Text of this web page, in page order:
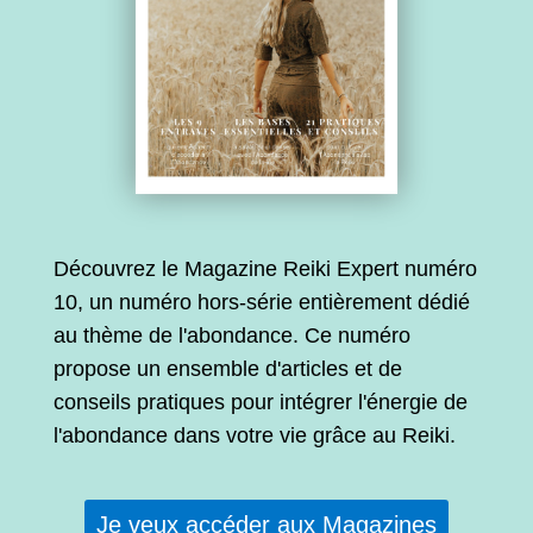
Découvrez le Magazine Reiki Expert numéro
10, un numéro hors-série entièrement dédié
au thème de l'abondance. Ce numéro
propose un ensemble d'articles et de
conseils pratiques pour intégrer l'énergie de
l'abondance dans votre vie grâce au Reiki.
Je veux accéder aux Magazines